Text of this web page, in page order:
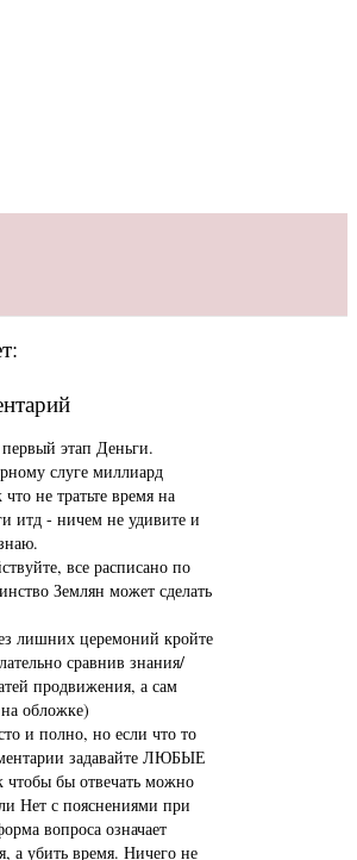
этап Деньги.
слуге миллиард
не тратьте время на
итд - ничем не удивите и
все расписано по
Землян может сделать
церемоний кройте
сравнив знания/
продвижения, а сам
обложке)
и полно, но если что то
задавайте ЛЮБЫЕ
бы отвечать можно
Нет с пояснениями при
вопроса означает
а убить время. Ничего не